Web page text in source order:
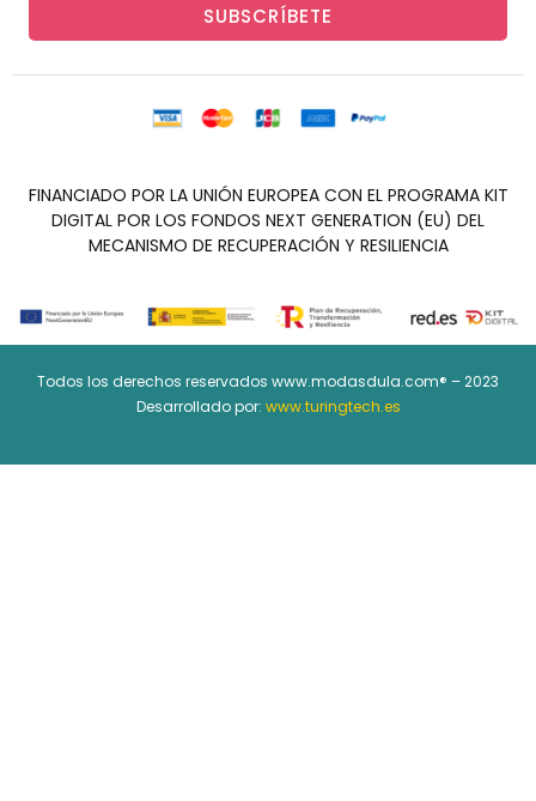
SUBSCRÍBETE
FINANCIADO POR LA UNIÓN EUROPEA CON EL PROGRAMA KIT
DIGITAL POR LOS FONDOS NEXT GENERATION (EU) DEL
MECANISMO DE RECUPERACIÓN Y RESILIENCIA
Todos los derechos reservados www.modasdula.com® – 2023
Desarrollado por: www.turingtech.es